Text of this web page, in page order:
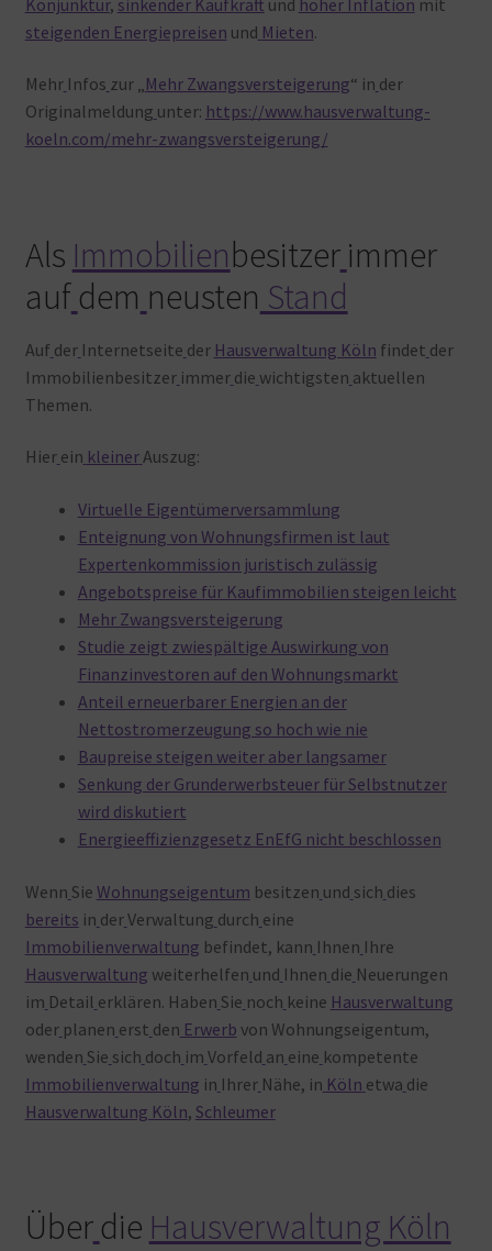
steigenden Energiepreisen und Mieten.
Mehr Infos zur „Mehr Zwangsversteigerung“ in der
Originalmeldung unter: https://www.hausverwaltung-
koeln.com/mehr-zwangsversteigerung/
Als Immobilienbesitzer immer
auf dem neusten Stand
Auf der Internetseite der Hausverwaltung Köln findet der
Immobilienbesitzer immer die wichtigsten aktuellen
Themen.
Hier ein kleinerAuszug:
Virtuelle Eigentümerversammlung
Enteignung von Wohnungsfirmen ist laut
Expertenkommission juristisch zulässig
Angebotspreise für Kaufimmobilien steigen leicht
Mehr Zwangsversteigerung
Studie zeigt zwiespältige Auswirkung von
Finanzinvestoren auf den Wohnungsmarkt
Anteil erneuerbarer Energien an der
Nettostromerzeugung so hoch wie nie
Baupreise steigen weiter aber langsamer
Senkung der Grunderwerbsteuer für Selbstnutzer
wird diskutiert
Energieeffizienzgesetz EnEfG nicht beschlossen
Wenn Sie Wohnungseigentum besitzen und sich dies
bereits in derVerwaltung durch eine
Immobilienverwaltung befindet, kann Ihnen Ihre
Hausverwaltung weiterhelfen und Ihnen die Neuerungen
im Detail erklären. Haben Sie noch keine Hausverwaltung
oder planen erst den Erwerb von Wohnungseigentum,
wenden Sie sich doch im Vorfeld an eine kompetente
Immobilienverwaltung in Ihrer Nähe, in Köln etwa die
Hausverwaltung Köln, Schleumer
Über die Hausverwaltung Köln